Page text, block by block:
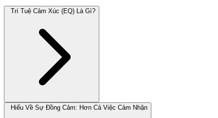
Trí Tuệ Cảm Xúc (EQ) Là Gì?
Hiểu Về Sự Đồng Cảm: Hơn Cả Việc Cảm Nhận